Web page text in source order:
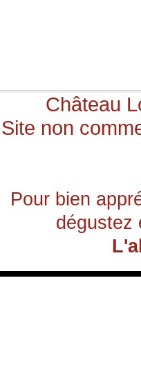
Château
Site non
Pour bien
dégustez